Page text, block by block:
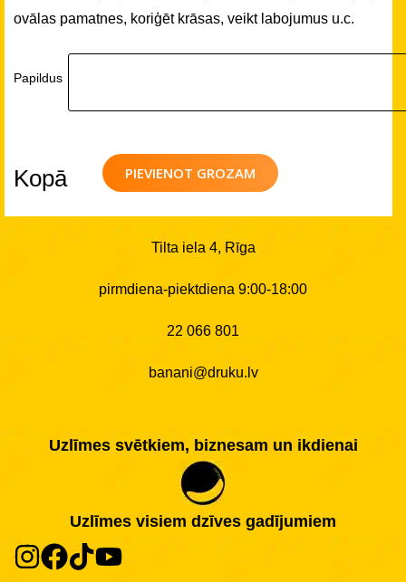
ovālas pamatnes, koriģēt krāsas, veikt labojumus u.c.
Papildus
PIEVIENOT GROZAM
Kopā
Tilta iela 4, Rīga
pirmdiena-piektdiena 9:00-18:00
22 066 801
banani@druku.lv
Uzlīmes svētkiem, biznesam un ikdienai
Uzlīmes visiem dzīves gadījumiem